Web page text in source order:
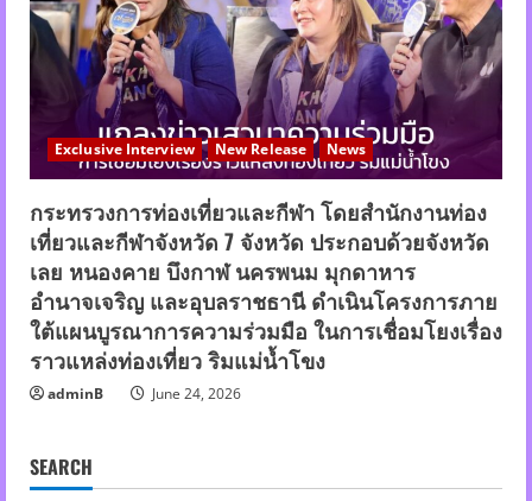
Exclusive Interview New Release News
กระทรวงการท่องเที่ยวและกีฬา โดยสำนักงานท่อง
เที่ยวและกีฬาจังหวัด 7 จังหวัด ประกอบด้วยจังหวัด
เลย หนองคาย บึงกาฬ นครพนม มุกดาหาร
อำนาจเจริญ และอุบลราชธานี ดำเนินโครงการภาย
ใต้แผนบูรณาการความร่วมมือ ในการเชื่อมโยงเรื่อง
ราวแหล่งท่องเที่ยว ริมแม่น้ำโขง
adminB June 24, 2026
SEARCH